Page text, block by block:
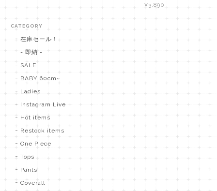
¥3,890
CATEGORY
在庫セール！
- 即納 -
SALE
BABY 60cm~
Ladies
Instagram Live
Hot items
Restock items
One Piece
Tops
Pants
Coverall